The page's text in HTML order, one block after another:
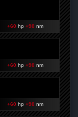
+60 hp +90 nm
+60 hp +90 nm
+60 hp +90 nm